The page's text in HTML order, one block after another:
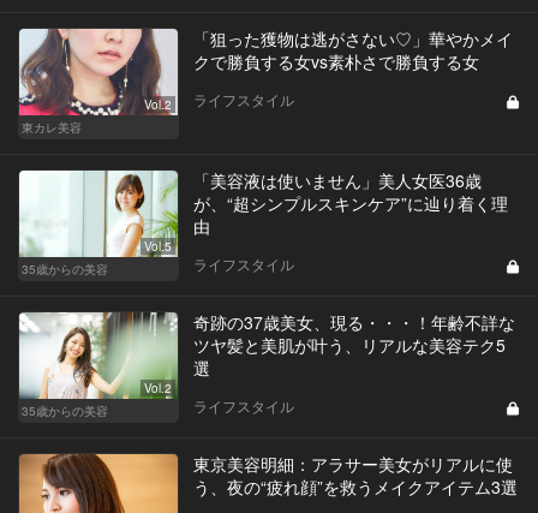
Vol.2
東カレ美容
「狙った獲物は逃がさない♡」華やかメイ
クで勝負する女vs素朴さで勝負する女
ライフスタイル
Vol.5
35歳からの美容
「美容液は使いません」美人女医36歳
が、“超シンプルスキンケア”に辿り着く理
由
ライフスタイル
Vol.2
35歳からの美容
奇跡の37歳美女、現る・・・！年齢不詳な
ツヤ髪と美肌が叶う、リアルな美容テク5
選
ライフスタイル
東京美容明細：アラサー美女がリアルに使
う、夜の“疲れ顔”を救うメイクアイテム3選